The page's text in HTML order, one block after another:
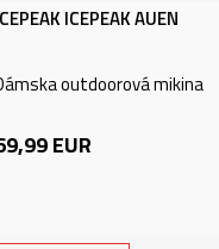
ICEPEAK AUEN
outdoorová mikina
EUR